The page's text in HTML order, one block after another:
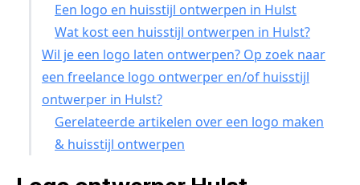
Een logo en huisstijl ontwerpen in Hulst
Wat kost een huisstijl ontwerpen in Hulst?
Wil je een logo laten ontwerpen? Op zoek naar
een freelance logo ontwerper en/of huisstijl
ontwerper in Hulst?
Gerelateerde artikelen over een logo maken
& huisstijl ontwerpen